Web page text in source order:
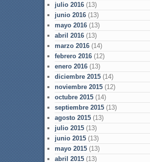
julio 2016(13)
junio 2016(13)
mayo 2016(13)
abril 2016(13)
marzo 2016(14)
febrero 2016(12)
enero 2016(13)
diciembre 2015(14)
noviembre 2015(12)
octubre 2015(14)
septiembre 2015(13)
agosto 2015(13)
julio 2015(13)
junio 2015(13)
mayo 2015(13)
abril 2015(13)